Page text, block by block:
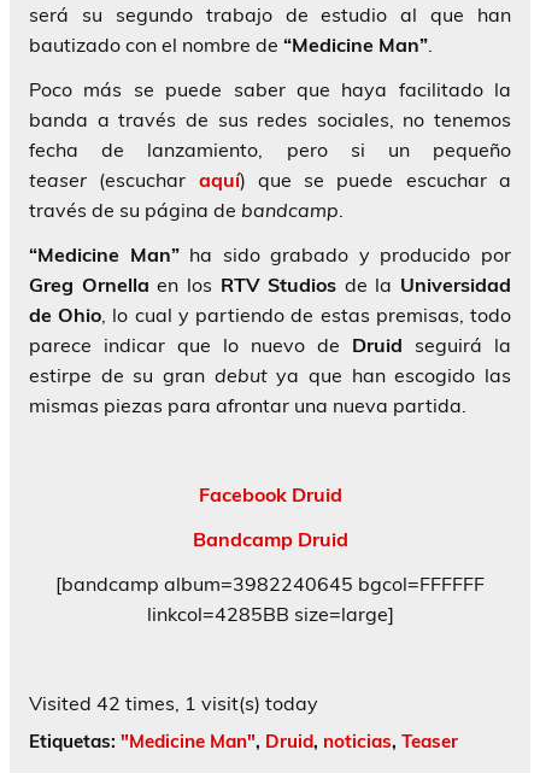
será su segundo trabajo de estudio al que han
bautizado con el nombre de “Medicine Man”
Poco más se puede saber que haya facilitado la
banda a través de sus redes sociales, no tenemos
fecha de lanzamiento, pero si un pequeño
teaser (escuchar aquí) que se puede escuchar a
través de su página de bandcamp
“Medicine Man”ha sido grabado y producido por
Greg Ornella en los RTV Studios de la Universidad
de Ohio , lo cual y partiendo de estas premisas, todo
parece indicar que lo nuevo de Druid seguirá la
estirpe de su gran debutya que han escogido las
mismas piezas para afrontar una nueva partida.
Facebook Druid
Bandcamp Druid
[bandcamp album=3982240645 bgcol=FFFFFF
linkcol=4285BB size=large]
Visited 42 times, 1 visit(s) today
Etiquetas: "Medicine Man", Druid, noticias, Teaser